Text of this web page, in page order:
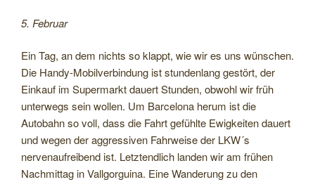
5. Februar
Ein Tag, an dem nichts so klappt, wie wir es uns wünschen.
Die Handy-Mobilverbindung ist stundenlang gestört, der
Einkauf im Supermarkt dauert Stunden, obwohl wir früh
unterwegs sein wollen. Um Barcelona herum ist die
Autobahn so voll, dass die Fahrt gefühlte Ewigkeiten dauert
und wegen der aggressiven Fahrweise der LKW´s
nervenaufreibend ist. Letztendlich landen wir am frühen
Nachmittag in Vallgorguina. Eine Wanderung zu den